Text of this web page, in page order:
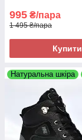
995 ₴/пара
1 495 ₴/пара
Купити
Натуральна шкіра